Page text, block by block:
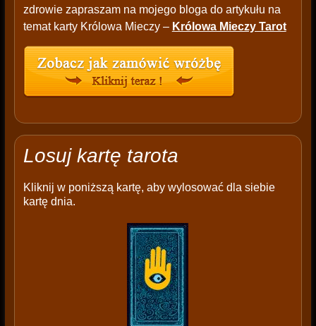
zdrowie zapraszam na mojego bloga do artykułu na
temat karty Królowa Mieczy – Królowa Mieczy Tarot
Losuj kartę tarota
Kliknij w poniższą kartę, aby wylosować dla siebie
kartę dnia.